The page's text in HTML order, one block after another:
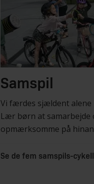
Samspil
Vi færdes sjældent alene
Lær børn at samarbejde
opmærksomme på
Se de fem samspils-